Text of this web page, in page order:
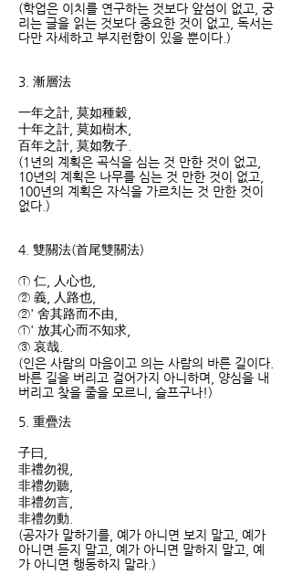
(학업은 이치를 연구하는 것보다 앞섬이 없고, 궁
리는 글을 읽는 것보다 중요한 것이 없고, 독서는
다만 자세하고 부지런함이 있을 뿐이다.)
3. 漸層法
一年之計, 莫如種穀,
十年之計, 莫如樹木,
百年之計, 莫如敎子.
(1년의 계획은 곡식을 심는 것 만한 것이 없고,
10년의 계획은 나무를 심는 것 만한 것이 없고,
100년의 계획은 자식을 가르치는 것 만한 것이
없다.)
4. 雙關法(首尾雙關法)
① 仁, 人心也,
② 義, 人路也,
②' 舍其路而不由,
①' 放其心而不知求,
③ 哀哉.
(인은 사람의 마음이고 의는 사람의 바른 길이다.
바른 길을 버리고 걸어가지 아니하며, 양심을 내
버리고 찾을 줄을 모르니, 슬프구나!)
5. 重疊法
子曰,
非禮勿視,
非禮勿聽,
非禮勿言,
非禮勿動.
(공자가 말하기를, 예가 아니면 보지 말고, 예가
아니면 듣지 말고, 예가 아니면 말하지 말고, 예
가 아니면 행동하지 말라.)